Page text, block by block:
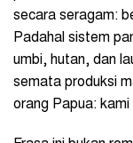
secara seragam:
Padahal sistem
umbi, hutan, dan
semata produksi
orang Papua: